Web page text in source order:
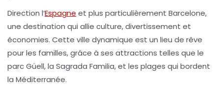
Direction l’Espagne et plus particulièrement Barcelone,
une destination qui allie culture,divertissement et
économies. Cette ville dynamique est un lieu de rêve
pour les familles, grâce à ses attractions telles que le
parc Güell, la Sagrada Familia, et les plages qui bordent
la Méditerranée.